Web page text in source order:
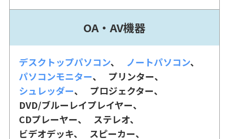
OA・AV機器
デスクトップパソコン
ノートパソコン
パソコンモニター
プリンター
シュレッダー
プロジェクター
DVD/ブルーレイプレイヤー
CDプレーヤー
ステレオ
ビデオデッキ
スピーカー